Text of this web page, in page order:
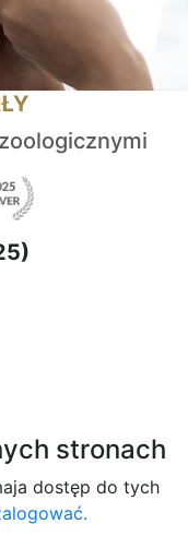
stronach
dostęp do tych